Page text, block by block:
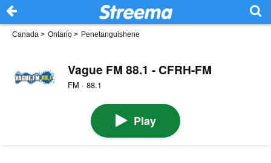
Canada > Ontario > Penetanguishene
Vague FM 88.1 - CFRH-FM
FM · 88.1
Play